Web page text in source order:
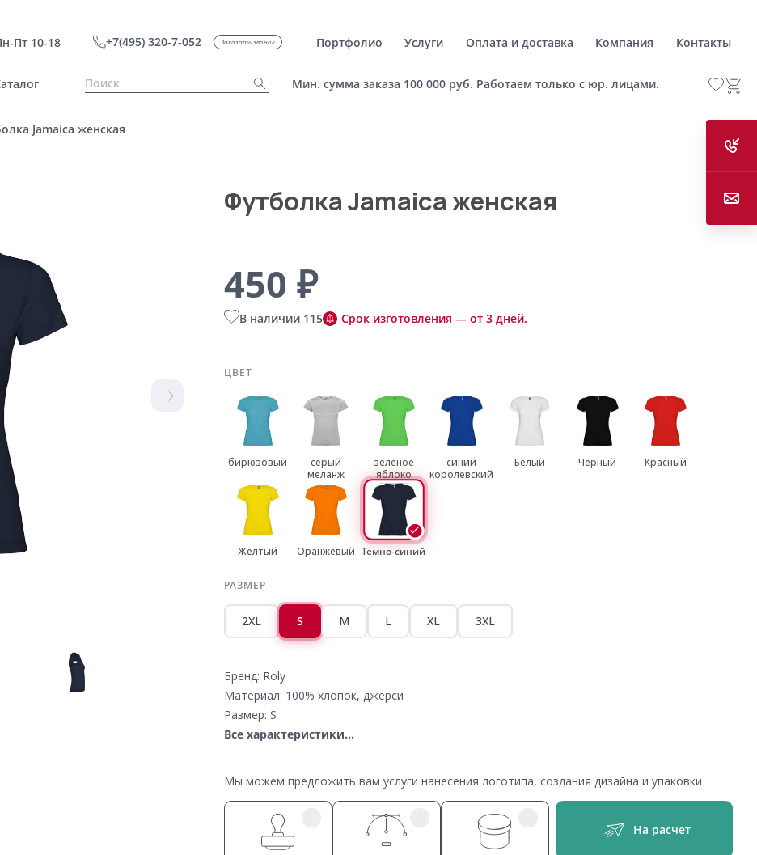
Пт 10-18 +7(495) 320-7-052 Заказать звонок Портфолио Услуги Оплата и доставка Компания Контакты
Мин. сумма заказа 100 000 руб. Работаем только с юр. лицами.
Jamaica женская
Футболка Jamaica женская
450 ₽
В наличии 115 Срок изготовления — от 3 дней.
ЦВЕТ
бирюзовый
серый
меланж
зеленое
яблоко
синий
королевский
Белый Черный Красный
Желтый Оранжевый Темно-синий
РАЗМЕР
2XL S M L XL 3XL
Бренд: Roly
Материал: 100% хлопок, джерси
Размер: S
Все характеристики...
Мы можем предложить вам услуги нанесения логотипа, создания дизайна и упаковки
На расчет